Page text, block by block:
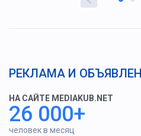
РЕКЛАМА И
НА САЙТЕ MEDIAKUB.NET
26 000+
человек в месяц